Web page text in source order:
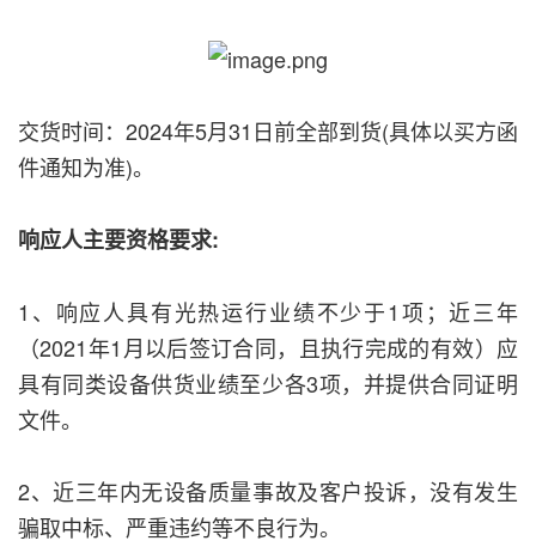
交货时间：2024年5月31日前全部到货(具体以买方函
件通知为准)。
响应人主要资格要求:
1、响应人具有光热运行业绩不少于1项；近三年
（2021年1月以后签订合同，且执行完成的有效）应
具有同类设备供货业绩至少各3项，并提供合同证明
文件。
2、近三年内无设备质量事故及客户投诉，没有发生
骗取中标、严重违约等不良行为。